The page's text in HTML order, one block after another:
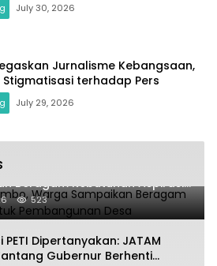
July 30, 2026
Jurnalisme Kebangsaan,
Stigmatisasi terhadap Pers
July 29, 2026
Desa Wombo, Warga
Beragam Kebutuhan Aspirasi
Desa
523
PETI Dipertanyakan: JATAM
Gubernur Berhenti